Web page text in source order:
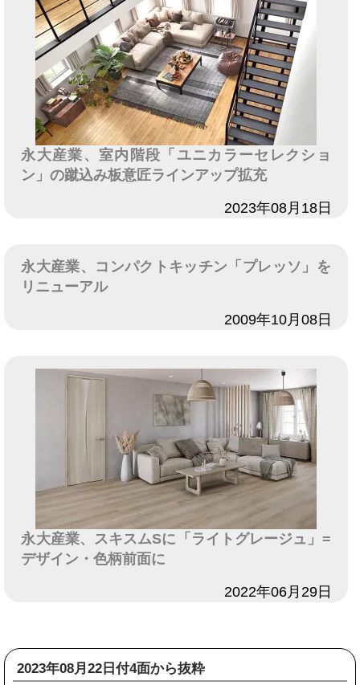
永大産業、室内階段「ユニカラーセレクショ
ン」の蹴込み板意匠ラインアップ拡充
2023年08月18日
永大産業、コンパクトキッチン「プレッソ」を
リニューアル
2009年10月08日
永大産業、スキスムSに「ライトグレージュ」=
デザイン・色柄前面に
2022年06月29日
2023年08月22日付4面から抜粋